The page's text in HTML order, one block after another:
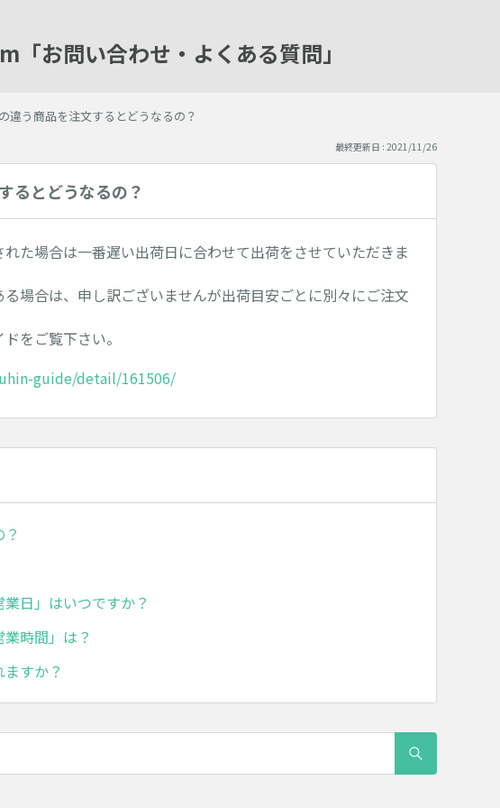
「お問い合わせ・よくある質問」
違う商品を注文するとどうなるの？
最終更新日 : 2021/11/26
るとどうなるの？
た場合は一番遅い出荷日に合わせて出荷をさせていただきま
場合は、申し訳ございませんが出荷目安ごとに別々にご注文
をご覧下さい。
guide/detail/161506/
日」はいつですか？
時間」は？
すか？